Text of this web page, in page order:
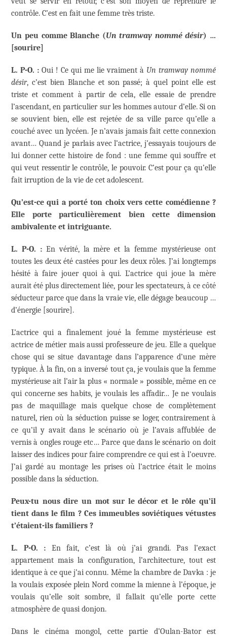
contrôle. C’est en fait une femme très triste.
Un peu comme Blanche (Un tramway nommé désir) …
[sourire]
L. P-O. : Oui ! Ce qui me lie vraiment à Un tramway nommé
désir, c’est bien Blanche et son passé; à quel point elle est
triste et comment à partir de cela, elle essaie de prendre
l’ascendant, en particulier sur les hommes autour d’elle. Si on
se souvient bien, elle est rejetée de sa ville parce qu’elle a
couché avec un lycéen. Je n’avais jamais fait cette connexion
avant… Quand je parlais avec l’actrice, j’essayais toujours de
lui donner cette histoire de fond : une femme qui souffre et
qui veut ressentir le contrôle, le pouvoir. C’est pour ça qu’elle
fait irruption de la vie de cet adolescent.
Qu’est-ce qui a porté ton choix vers cette comédienne ?
Elle porte particulièrement bien cette dimension
ambivalente et intriguante.
L. P-O. :En vérité, la mère et la femme mystérieuse ont
toutes les deux été castées pour les deux rôles. J’ai longtemps
hésité à faire jouer quoi à qui. L’actrice qui joue la mère
aurait été plus directement liée, pour les spectateurs, à ce côté
séducteur parce que dans la vraie vie, elle dégage beaucoup …
d’énergie [sourire].
L’actrice qui a finalement joué la femme mystérieuse est
actrice de métier mais aussi professeure de jeu. Elle a quelque
chose qui se situe davantage dans l’apparence d’une mère
typique. À la fin, on a inversé tout ça, je voulais que la femme
mystérieuse ait l’air la plus « normale » possible, même en ce
qui concerne ses habits, je voulais les affadir… Je ne voulais
pas de maquillage mais quelque chose de complètement
naturel, rien où la séduction puisse se loger, contrairement à
ce qu’il y avait dans le scénario où je l’avais affublée de
vernis à ongles rouge etc… Parce que dans le scénario on doit
laisser des indices pour faire comprendre ce qui est à l’oeuvre.
J’ai gardé au montage les prises où l’actrice était le moins
possible dans la séduction.
Peux-tu nous dire un mot sur le décor et le rôle qu’il
tient dans le film ? Ces immeubles soviétiques vétustes
t’étaient-ils familiers ?
L. P-O. : En fait, c’est là où j’ai grandi. Pas l’exact
appartement mais la configuration, l’architecture, tout est
identique à ce que j’ai connu. Même la chambre de Davka : je
la voulais exposée plein Nord comme la mienne à l’époque, je
voulais qu’elle soit sombre, il fallait qu’elle porte cette
atmosphère de quasi donjon.
Dans le cinéma mongol, cette partie d’Oulan-Bator est